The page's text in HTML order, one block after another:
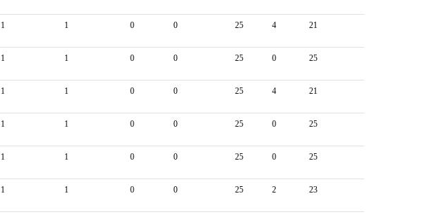
1 1 0 0 25 4 21
1 1 0 0 25 0 25
1 1 0 0 25 4 21
1 1 0 0 25 0 25
1 1 0 0 25 0 25
1 1 0 0 25 2 23